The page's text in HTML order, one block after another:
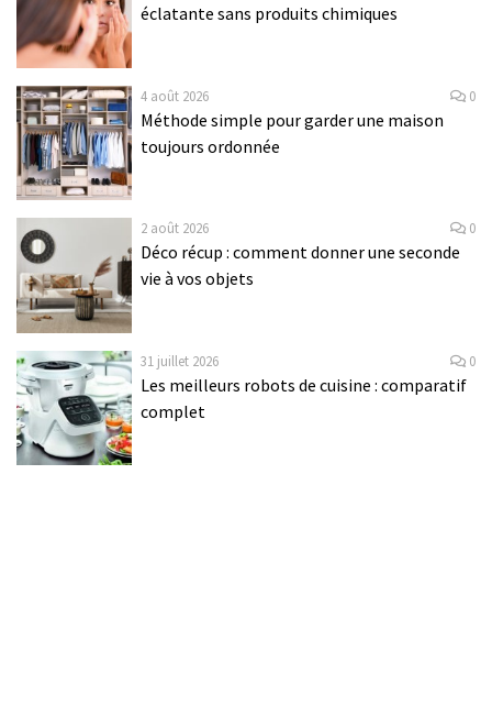
éclatante sans produits chimiques
4 août 2026 0
Méthode simple pour garder une maison
toujours ordonnée
2 août 2026 0
Déco récup : comment donner une seconde
vie à vos objets
31 juillet 2026 0
Les meilleurs robots de cuisine : comparatif
complet